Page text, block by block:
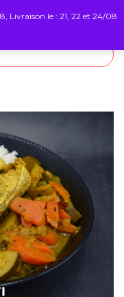
Livraison le : 21, 22 et 24/08